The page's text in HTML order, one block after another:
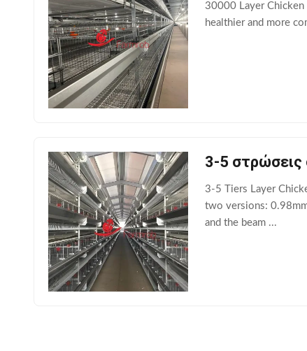
30000 Layer Chicken
healthier and more
3-5 στρώσεις
3-5 Tiers Layer
two versions:
and the beam ...